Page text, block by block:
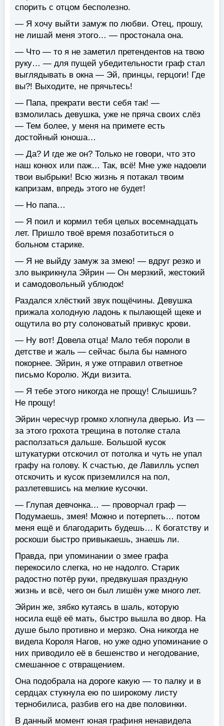
спорить с отцом бесполезно.
— Я хочу выйти замуж по любви. Отец, прошу,
не лишай меня этого… — простонала она.
— Что — то я не заметил претендентов на твою
руку… — для пущей убедительности граф стал
выглядывать в окна — Эй, принцы, герцоги! Где
вы?! Выходите, не прячьтесь!
— Папа, прекрати вести себя так! —
взмолилась девушка, уже не пряча своих слёз
— Тем более, у меня на примете есть
достойный юноша…
— Да? И где же он? Только не говори, что это
наш конюх или паж… Так, всё! Мне уже надоели
твои выбрыки! Всю жизнь я потакал твоим
капризам, впредь этого не будет!
— Но папа…
— Я поил и кормил тебя целых восемнадцать
лет. Пришло твоё время позаботиться о
больном старике.
— Я не выйду замуж за змею! — вдруг резко и
зло выкрикнула Эйрин — Он мерзкий, жестокий
и самодовольный ублюдок!
Раздался хлёсткий звук пощёчины. Девушка
прижала холодную ладонь к пылающей щеке и
ощутила во рту солоноватый привкус крови.
— Ну вот! Довела отца! Мало тебя пороли в
детстве и жаль — сейчас была бы намного
покорнее. Эйрин, я уже отправил ответное
письмо Королю. Жди визита.
— Я тебе этого никогда не прощу! Слышишь?
Не прощу!
Эйрин чересчур громко хлопнула дверью. Из —
за этого грохота трещина в потолке стала
расползаться дальше. Большой кусок
штукатурки отскочил от потолка и чуть не упал
графу на голову. К счастью, де Лавилль успел
отскочить и кусок приземлился на пол,
разлетевшись на мелкие кусочки.
— Глупая девчонка… — проворчал граф —
Подумаешь, змея! Можно и потерпеть… потом
меня ещё и благодарить будешь… К богатству и
роскоши быстро привыкаешь, знаешь ли.
Правда, при упоминании о змее графа
перекосило слегка, но не надолго. Старик
радостно потёр руки, предвкушая праздную
жизнь и всё, чего он был лишён уже много лет.
Эйрин же, зябко кутаясь в шаль, которую
носила ещё её мать, быстро вышла во двор. На
душе было противно и мерзко. Она никогда не
видела Короля Нагов, но уже одно упоминание о
них приводило её в бешенство и негодование,
смешанное с отвращением.
Она подобрала на дороге какую — то палку и в
сердцах стукнула ею по широкому листу
тернобилиса, разбив его на две половинки.
В данный момент юная графиня ненавидела